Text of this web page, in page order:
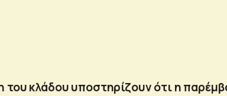
του κλάδου υποστηρίζουν ότι η